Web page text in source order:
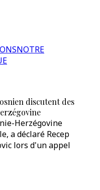
NOTRE
discutent des
Herzégovine
a déclaré Recep
lors d'un appel